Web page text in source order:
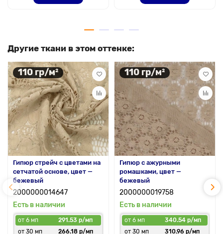
Другие ткани в этом оттенке:
110 гр/м²
Гипюр стрейч с цветами на
сетчатой основе, цвет —
бежевый
2000000014647
Есть в наличии
от 6 мп
291.53 р/мп
от 30 мп
266.18 р/мп
110 гр/м²
Гипюр с ажурными
ромашками, цвет —
бежевый
2000000019758
Есть в наличии
от 6 мп
340.54 р/мп
от 30 мп
310.96 р/мп